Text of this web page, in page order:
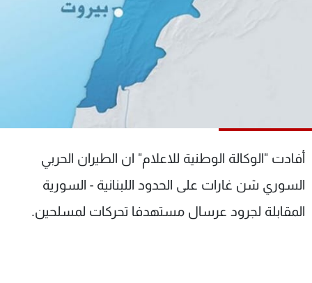
أفادت "الوكالة الوطنية للاعلام" ان الطيران الحربي
السوري شن غارات على الحدود اللبنانية - السورية
المقابلة لجرود عرسال مستهدفا تحركات لمسلحين.
عن MTV
لاعلاناتكم
وظائف
شروط الإسـتخدام